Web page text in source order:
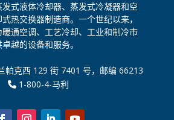
式液体冷却器、蒸发式冷凝器和空
热交换器制造商。一个世纪以来，
暖通空调、工艺冷却、工业和制冷市
越的设备和服务。
帕克西 129 街 7401 号，邮编 66213
1-800-4-马利